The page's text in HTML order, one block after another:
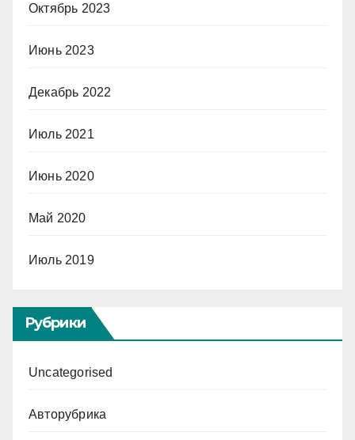
Октябрь 2023
Июнь 2023
Декабрь 2022
Июль 2021
Июнь 2020
Май 2020
Июль 2019
Рубрики
Uncategorised
Авторубрика